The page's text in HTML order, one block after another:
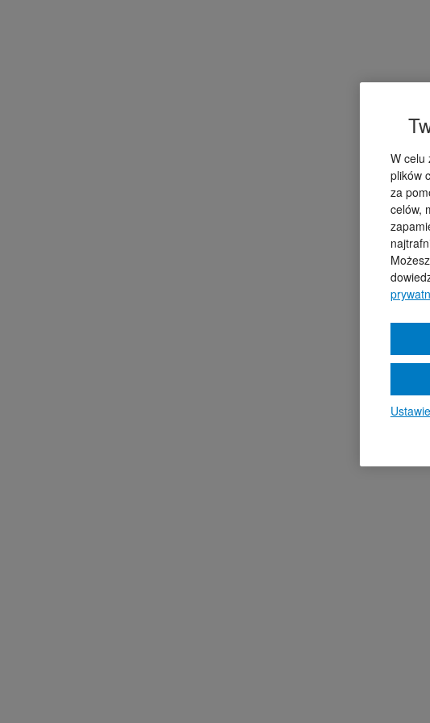
W celu
plików
za
celów,